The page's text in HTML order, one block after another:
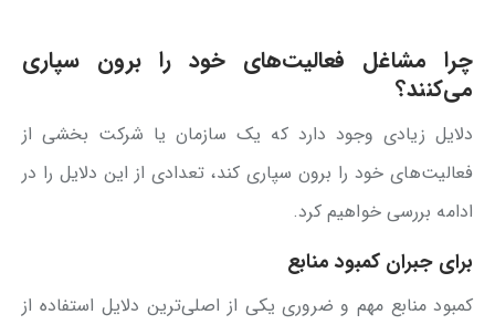
چرا مشاغل فعالیت‌های خود را برون سپاری
می‌کنند؟
دلایل زیادی وجود دارد که یک سازمان یا شرکت بخشی از
فعالیت‌های خود را برون سپاری ‌کند، تعدادی از این دلایل را در
ادامه بررسی خواهیم کرد.
برای جبران کمبود منابع
کمبود منابع مهم و ضروری یکی از اصلی‌ترین دلایل استفاده از